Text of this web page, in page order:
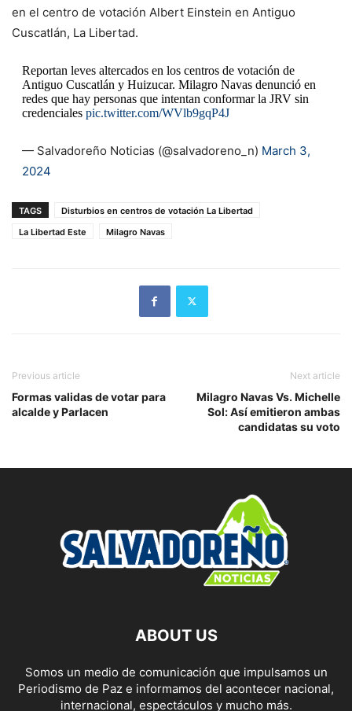
en el centro de votación Albert Einstein en Antiguo
Cuscatlán, La Libertad.
Reportan leves altercados en los centros de votación de
Antiguo Cuscatlán y Huizucar. Milagro Navas denunció en
redes que hay personas que intentan conformar la JRV sin
credenciales pic.twitter.com/WVlb9gqP4J
— Salvadoreño Noticias (@salvadoreno_n) March 3,
2024
TAGS
Disturbios en centros de votación La Libertad
La Libertad Este
Milagro Navas
Previous article
Formas validas de votar para
alcalde y Parlacen
Next article
Milagro Navas Vs. Michelle
Sol: Así emitieron ambas
candidatas su voto
ABOUT US
Somos un medio de comunicación que impulsamos un
Periodismo de Paz e informamos del acontecer nacional,
internacional, espectáculos y mucho más.